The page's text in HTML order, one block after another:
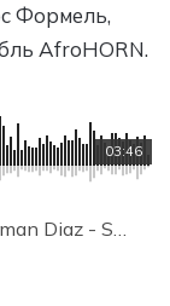
Формель,
AfroHORN.
03:46
Pedrito Martinez & Roman Diaz - Seduccion